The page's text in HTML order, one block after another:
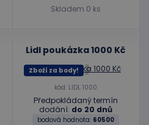
Skladem 0 ks
Lidl poukázka 1000 Kč
Zboží za body!
kód: LIDL 1000
Předpokládaný termín
dodání: do 20 dnů
bodová hodnota: 60500